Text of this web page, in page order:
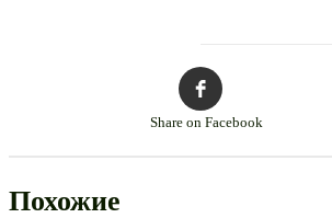
Share on Facebook
Похожие